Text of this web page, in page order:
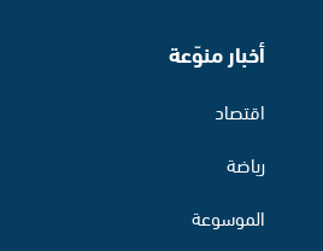
أخبار منوّعة
اقتصاد
رياضة
الموسوعة